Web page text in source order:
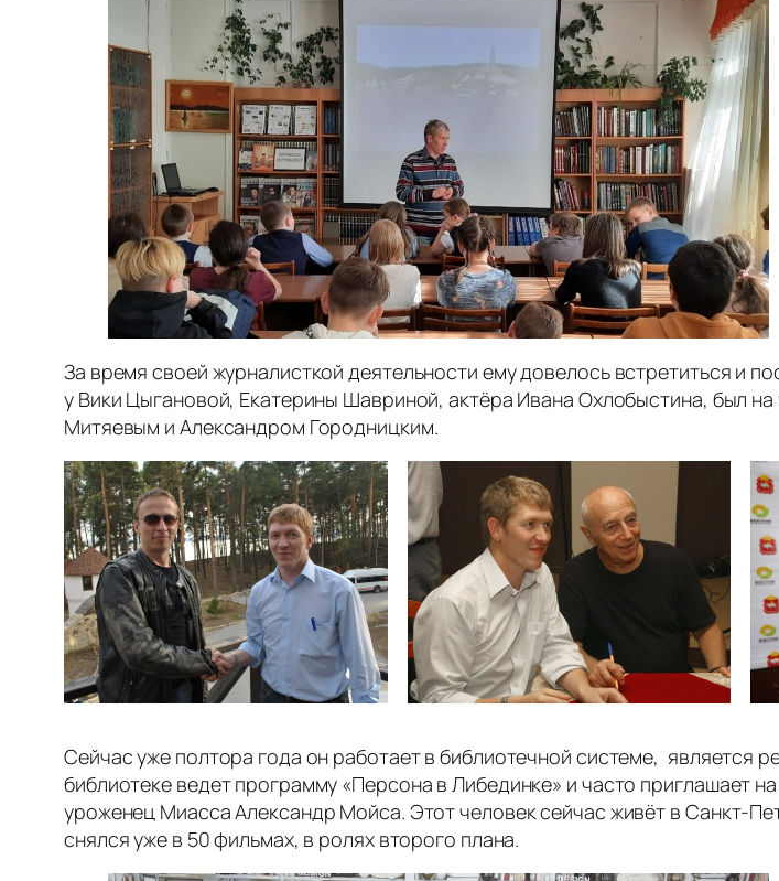
За время своей журналисткой деятельности ему довелось встретиться и
у Вики Цыгановой, Екатерины Шавриной, актёра Ивана Охлобыстина, был
Митяевым и Александром Городницким.
Сейчас уже полтора года он работает в библиотечной системе, является
библиотеке ведет программу «Персона в Либединке» и часто приглашает
уроженец Миасса Александр Мойса. Этот человек сейчас живёт в Санкт-
снялся уже в 50 фильмах, в ролях второго плана.